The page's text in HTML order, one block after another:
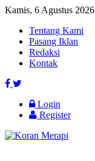
Kamis, 6 Agustus 2026
Tentang Kami
Pasang Iklan
Redaksi
Kontak
Login
Register